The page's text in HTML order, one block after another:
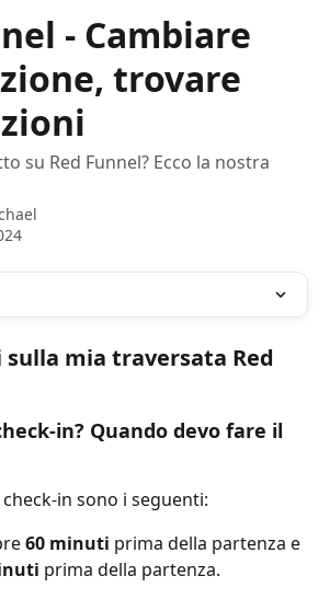
- Cambiare
trovare
su Red Funnel? Ecco la nostra
mia traversata Red
in? Quando devo fare il
in sono i seguenti:
60 minuti prima della partenza e
prima della partenza.